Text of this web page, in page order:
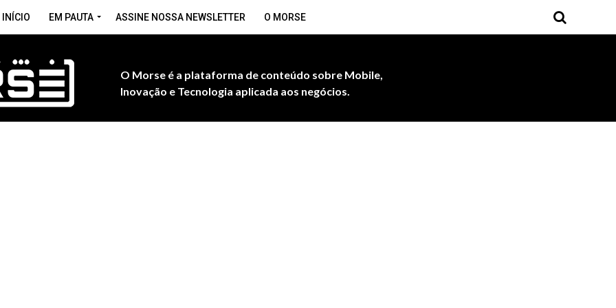
INÍCIO EM PAUTA ASSINE NOSSA NEWSLETTER O MORSE
O Morse é a plataforma de conteúdo sobre Mobile,
Inovação e Tecnologia aplicada aos negócios.